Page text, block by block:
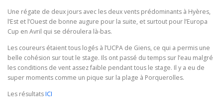
PLANNING DES COURS
Une régate de deux jours avec les deux vents prédominants à Hyères,
l’Est et l’Ouest de bonne augure pour la suite, et surtout pour l’Europa
Cup en Avril qui se déroulera là-bas.
Les coureurs étaient tous logés à l’UCPA de Giens, ce qui a permis une
belle cohésion sur tout le stage. Ils ont passé du temps sur l’eau malgré
les conditions de vent assez faible pendant tous le stage. Il y a eu de
super moments comme un pique sur la plage à Porquerolles.
Les résultatsICI